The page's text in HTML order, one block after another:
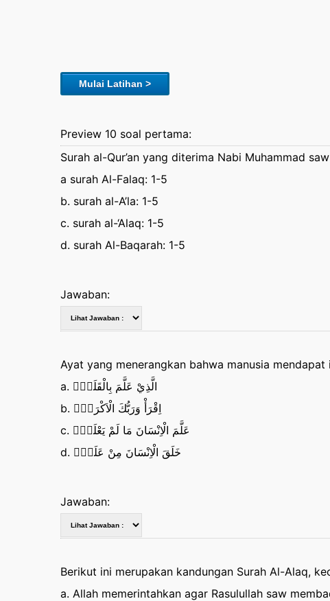
Mulai Latihan >
Preview 10 soal pertama:
Surah al-Qur’an yang diterima Nabi Muhammad
a surah Al-Falaq: 1-5
b. surah al-A’la: 1-5
c. surah al-‘Alaq: 1-5
d. surah Al-Baqarah: 1-5
Jawaban:
Ayat yang menerangkan bahwa manusia
a. الَّذِيْ عَلَّمَ بِالْقَلَمِۙ
b. اِقْرَأْ وَرَبُّكَ الْاَكْرَمُۙ
c. عَلَّمَ الْاِنْسَانَ مَا لَمْ يَعْلَمْۗ
d. خَلَقَ الْاِنْسَانَ مِنْ عَلَقٍۚ
Jawaban:
Berikut ini merupakan kandungan Surah Al-Alaq,
a. Allah memerintahkan agar Rasulullah saw